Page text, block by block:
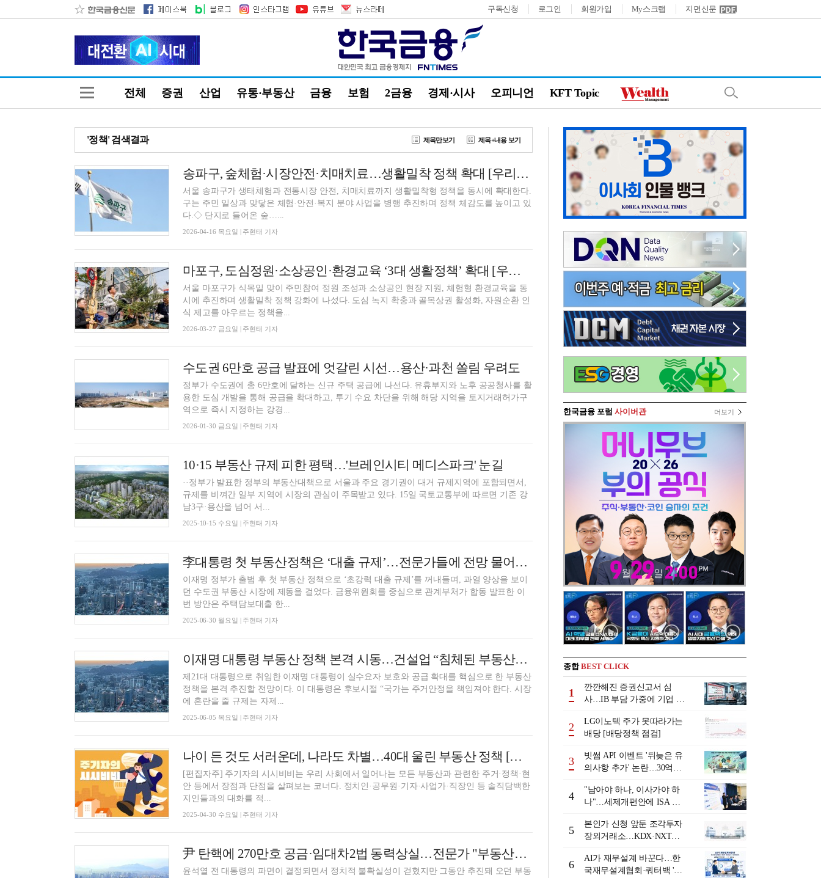
구독신청 로그인 회원가입 My스크랩 지면신문
전체 증권 산업 유통·부동산 금융 보험 2금융 경제·시사 오피니언 KFT Topic
'정책' 검색결과 제목만보기 제목+내용 보기
송파구, 숲체험·시장안전·치매치료…생활밀착 정책 확대 [우리區는 지금]
서울 송파구가 생태체험과 전통시장 안전, 치매치료까지 생활밀착형 정책을 동시에 확대한다.
구는 주민 일상과 맞닿은 체험·안전·복지 분야 사업을 병행 추진하며 정책 체감도를 높이고 있
다.◇ 단지로 들어온 숲…...
2026-04-16 목요일 | 주현태 기자
마포구, 도심정원·소상공인·환경교육 ‘3대 생활정책’ 확대 [우리區는 지금]
서울 마포구가 식목일 맞이 주민참여 정원 조성과 소상공인 현장 지원, 체험형 환경교육을 동
시에 추진하며 생활밀착 정책 강화에 나섰다. 도심 녹지 확충과 골목상권 활성화, 자원순환 인
식 제고를 아우르는 정책을...
2026-03-27 금요일 | 주현태 기자
수도권 6만호 공급 발표에 엇갈린 시선…용산·과천 쏠림 우려도
정부가 수도권에 총 6만호에 달하는 신규 주택 공급에 나선다. 유휴부지와 노후 공공청사를 활
용한 도심 개발을 통해 공급을 확대하고, 투기 수요 차단을 위해 해당 지역을 토지거래허가구
역으로 즉시 지정하는 강경...
2026-01-30 금요일 | 주현태 기자
10·15 부동산 규제 피한 평택…'브레인시티 메디스파크' 눈길
··정부가 발표한 정부의 부동산대책으로 서울과 주요 경기권이 대거 규제지역에 포함되면서,
규제를 비껴간 일부 지역에 시장의 관심이 주목받고 있다. 15일 국토교통부에 따르면 기존 강
남3구·용산을 넘어 서...
2025-10-15 수요일 | 주현태 기자
李대통령 첫 부동산정책은 ‘대출 규제’…전문가들에 전망 물어보니
이재명 정부가 출범 후 첫 부동산 정책으로 ‘초강력 대출 규제’를 꺼내들며, 과열 양상을 보이
던 수도권 부동산 시장에 제동을 걸었다. 금융위원회를 중심으로 관계부처가 합동 발표한 이
번 방안은 주택담보대출 한...
2025-06-30 월요일 | 주현태 기자
이재명 대통령 부동산 정책 본격 시동…건설업 “침체된 부동산시장, 반전 기대”
제21대 대통령으로 취임한 이재명 대통령이 실수요자 보호와 공급 확대를 핵심으로 한 부동산
정책을 본격 추진할 전망이다. 이 대통령은 후보시절 “국가는 주거안정을 책임져야 한다. 시장
에 혼란을 줄 규제는 자제...
2025-06-05 목요일 | 주현태 기자
나이 든 것도 서러운데, 나라도 차별…40대 울린 부동산 정책 [주기자의 시시비비]
[편집자주] 주기자의 시시비비는 우리 사회에서 일어나는 모든 부동산과 관련한 주거·정책·현
안 등에서 장점과 단점을 살펴보는 코너다. 정치인·공무원·기자·사업가·직장인 등 솔직담백한
지인들과의 대화를 적...
2025-04-30 수요일 | 주현태 기자
尹 탄핵에 270만호 공금·임대차2법 동력상실…전문가 "부동산시장 영향 미미할 것"
윤석열 전 대통령의 파면이 결정되면서 정치적 불확실성이 걷혔지만 그동안 추진돼 오던 부동
한국금융 포럼 사이버관 더보기
종합BEST CLICK
1
깐깐해진 증권신고서 심
사…IB 부담 가중에 기업 자
2
LG이노텍 주가 못따라가는
배당 [배당정책 점검]
3
빗썸 API 이벤트 '뒤늦은 유
의사항 추가' 논란…30억원
발
4
"남아야 하나, 이사가야 하
나"…세제개편안에 ISA 투
5
본인가 신청 앞둔 조각투자
장외거래소…KDX·NXT컨
6
AI가 재무설계 바꾼다…한
국재무설계협회·쿼터백 '베